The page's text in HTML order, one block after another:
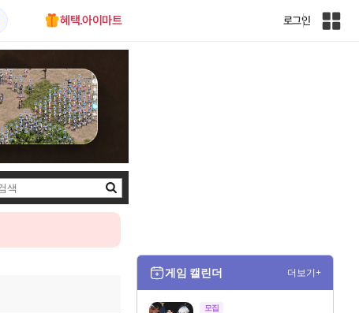
혜택.아이마트 로그인
인
검
색
게임 캘린더 더보기+
모집